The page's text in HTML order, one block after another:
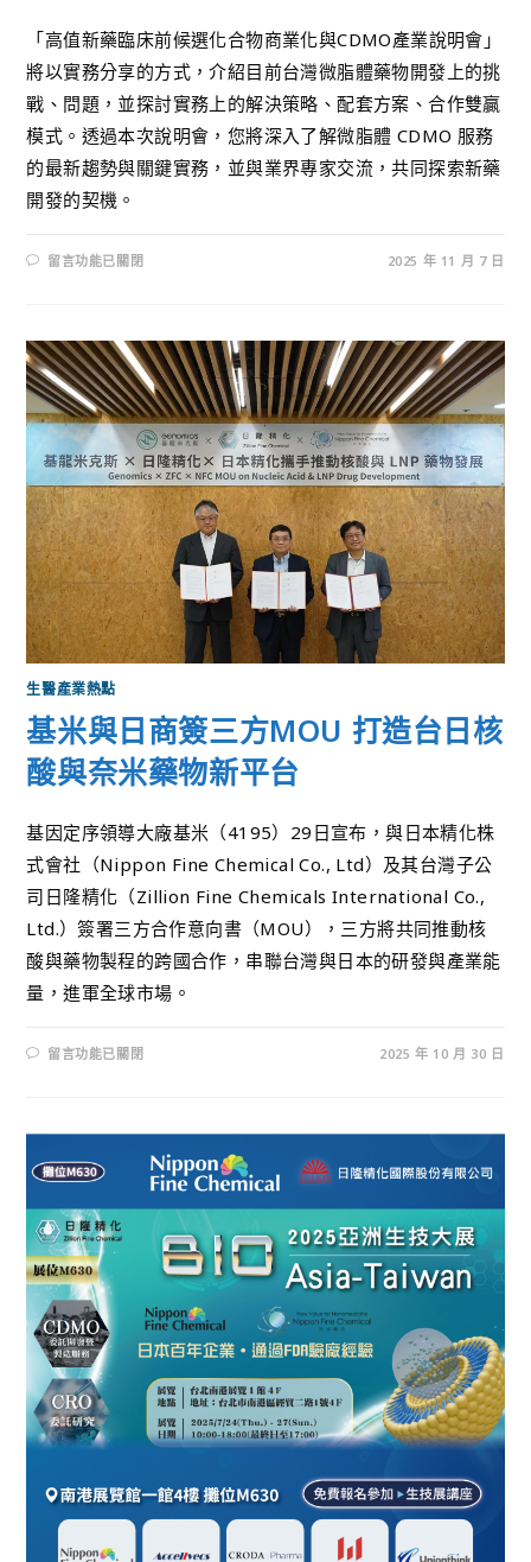
「高值新藥臨床前候選化合物商業化與CDMO產業說明會」
將以實務分享的方式，介紹目前台灣微脂體藥物開發上的挑
戰、問題，並探討實務上的解決策略、配套方案、合作雙贏
模式。透過本次說明會，您將深入了解微脂體 CDMO 服務
的最新趨勢與關鍵實務，並與業界專家交流，共同探索新藥
開發的契機。
留言功能已關閉 2025 年 11 月 7 日
生醫產業熱點
基米與日商簽三方MOU 打造台日核
酸與奈米藥物新平台
基因定序領導大廠基米（4195）29日宣布，與日本精化株
式會社（Nippon Fine Chemical Co., Ltd）及其台灣子公
司日隆精化（Zillion Fine Chemicals International Co.,
Ltd.）簽署三方合作意向書（MOU），三方將共同推動核
酸與藥物製程的跨國合作，串聯台灣與日本的研發與產業能
量，進軍全球市場。
留言功能已關閉 2025 年 10 月 30 日